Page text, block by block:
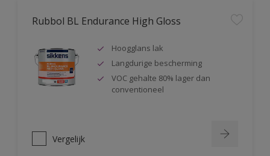
Rubbol BL Endurance High Gloss
Hoogglans lak
Langdurige bescherming
VOC gehalte 80% lager dan
conventioneel
Vergelijk